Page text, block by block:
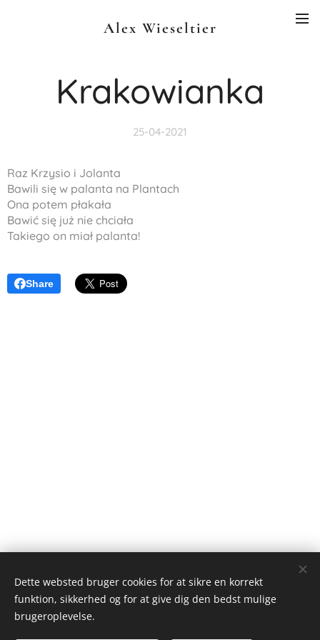
Alex Wieseltier
Krakowianka
25-04-2021
Raz Krzysio i Jolanta
Bawili się w palanta na Plantach
Ona potem płakała
Bawić się już nie chciała
Takiego on miał palanta!
Share
Alex Wieseltier - Uredte tanker
Dette websted bruger cookies for at sikre en korrekt
funktion, sikkerhed og for at give dig den bedst mulige
brugeroplevelse.